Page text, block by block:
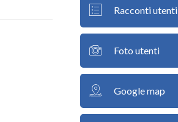
Racconti utenti
Foto utenti
Google map